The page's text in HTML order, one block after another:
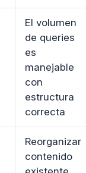
El volumen
de queries
es
manejable
con
estructura
correcta
Reorganizar
contenido